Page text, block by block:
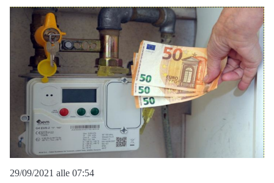
29/09/2021 alle 07:54